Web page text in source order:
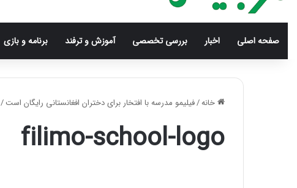
صفحه اصلی اخبار بررسی‌ تخصصی آموزش و ترفند برنامه و بازی
خانه/فیلیمو مدرسه با افتخار برای دختران افغانستانی رایگان است/
filimo-school-logo